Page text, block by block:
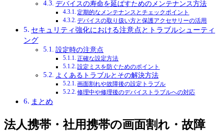
デバイスの寿命を延ばすためのメンテナンス方法
定期的なメンテナンスとチェックポイント
デバイスの取り扱い方と保護アクセサリーの活用
セキュリティ強化における注意点とトラブルシューティ
ング
設定時の注意点
正確な設定方法
設定ミスを防ぐためのポイント
よくあるトラブルとその解決方法
画面割れや故障後の設定トラブル
修理中や修理後のデバイストラブルへの対応
まとめ
法人携帯・社用携帯の画面割れ・故障